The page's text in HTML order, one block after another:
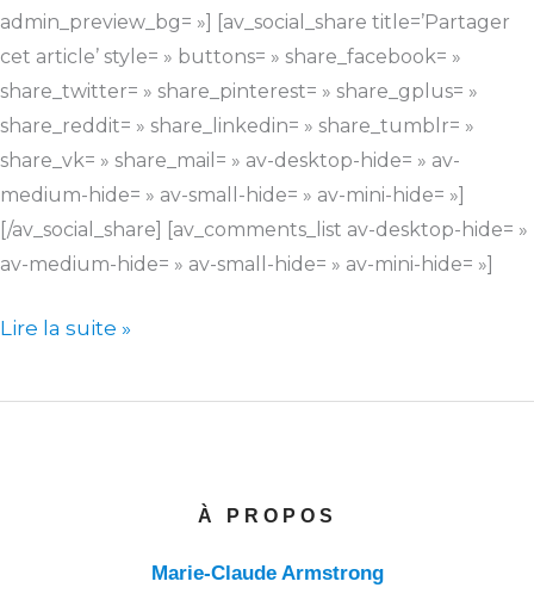
admin_preview_bg= »] [av_social_share title=’Partager
cet article’ style= » buttons= » share_facebook= »
share_twitter= » share_pinterest= » share_gplus= »
share_reddit= » share_linkedin= » share_tumblr= »
share_vk= » share_mail= » av-desktop-hide= » av-
medium-hide= » av-small-hide= » av-mini-hide= »]
[/av_social_share] [av_comments_list av-desktop-hide= »
av-medium-hide= » av-small-hide= » av-mini-hide= »]
Lire la suite »
À PROPOS
Marie-Claude Armstrong